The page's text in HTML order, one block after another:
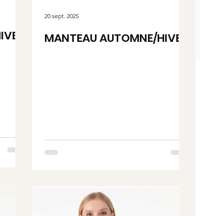
MANTEAU AUTOMNE/HIVER
20 sept. 2025